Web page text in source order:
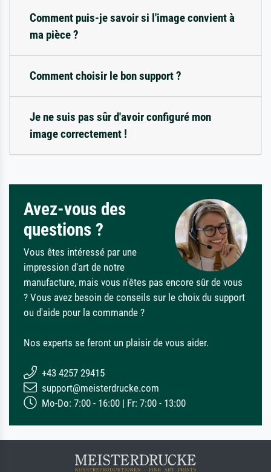
Comment puis-je savoir si l'image convient à
ma pièce ?
Comment choisir le bon support ?
Je ne suis pas sûr d'avoir configuré mon
image correctement !
Avez-vous des
questions ?
Vous êtes intéressé par une
impression d'art de notre
manufacture, mais vous n'êtes pas encore sûr de vous
? Vous avez besoin de conseils sur le choix du support
ou d'aide pour la commande ?
Nos experts se feront un plaisir de vous aider.
+43 4257 29415
support@meisterdrucke.com
Mo-Do: 7:00 - 16:00 | Fr: 7:00 - 13:00